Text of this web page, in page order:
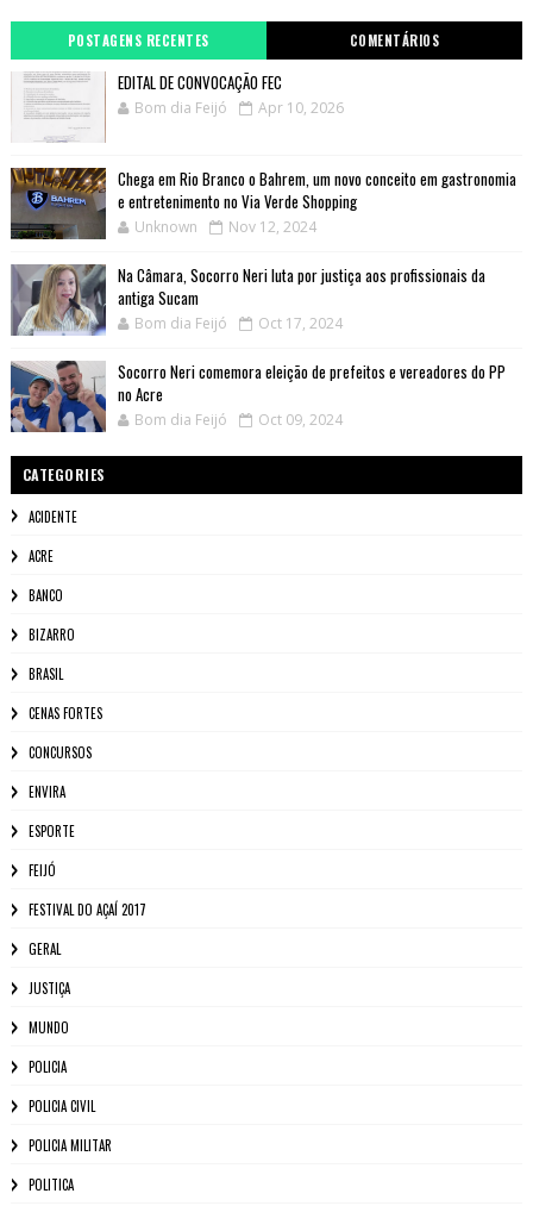
POSTAGENS RECENTES COMENTÁRIOS
EDITAL DE CONVOCAÇÃO FEC
Bom dia Feijó Apr 10, 2026
Chega em Rio Branco o Bahrem, um novo conceito em gastronomia
e entretenimento no Via Verde Shopping
Unknown Nov 12, 2024
Na Câmara, Socorro Neri luta por justiça aos profissionais da
antiga Sucam
Bom dia Feijó Oct 17, 2024
Socorro Neri comemora eleição de prefeitos e vereadores do PP
no Acre
Bom dia Feijó Oct 09, 2024
CATEGORIES
ACIDENTE
ACRE
BANCO
BIZARRO
BRASIL
CENAS FORTES
CONCURSOS
ENVIRA
ESPORTE
FEIJÓ
FESTIVAL DO AÇAÍ 2017
GERAL
JUSTIÇA
MUNDO
POLICIA
POLICIA CIVIL
POLICIA MILITAR
POLITICA